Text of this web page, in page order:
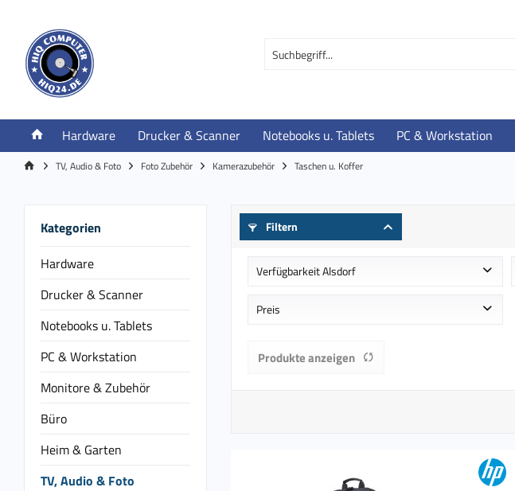
Hardware Drucker & Scanner Notebooks u. Tablets PC & Workstation
TV, Audio & Foto Foto Zubehör Kamerazubehör Taschen u. Koffer
Kategorien
Hardware
Drucker & Scanner
Notebooks u. Tablets
PC & Workstation
Monitore & Zubehör
Büro
Heim & Garten
TV, Audio & Foto
Filtern
Verfügbarkeit Alsdorf
Auf Bestellung in ca. 1-2 Werktage
Preis
von11,90 €
Produkte anzeigen